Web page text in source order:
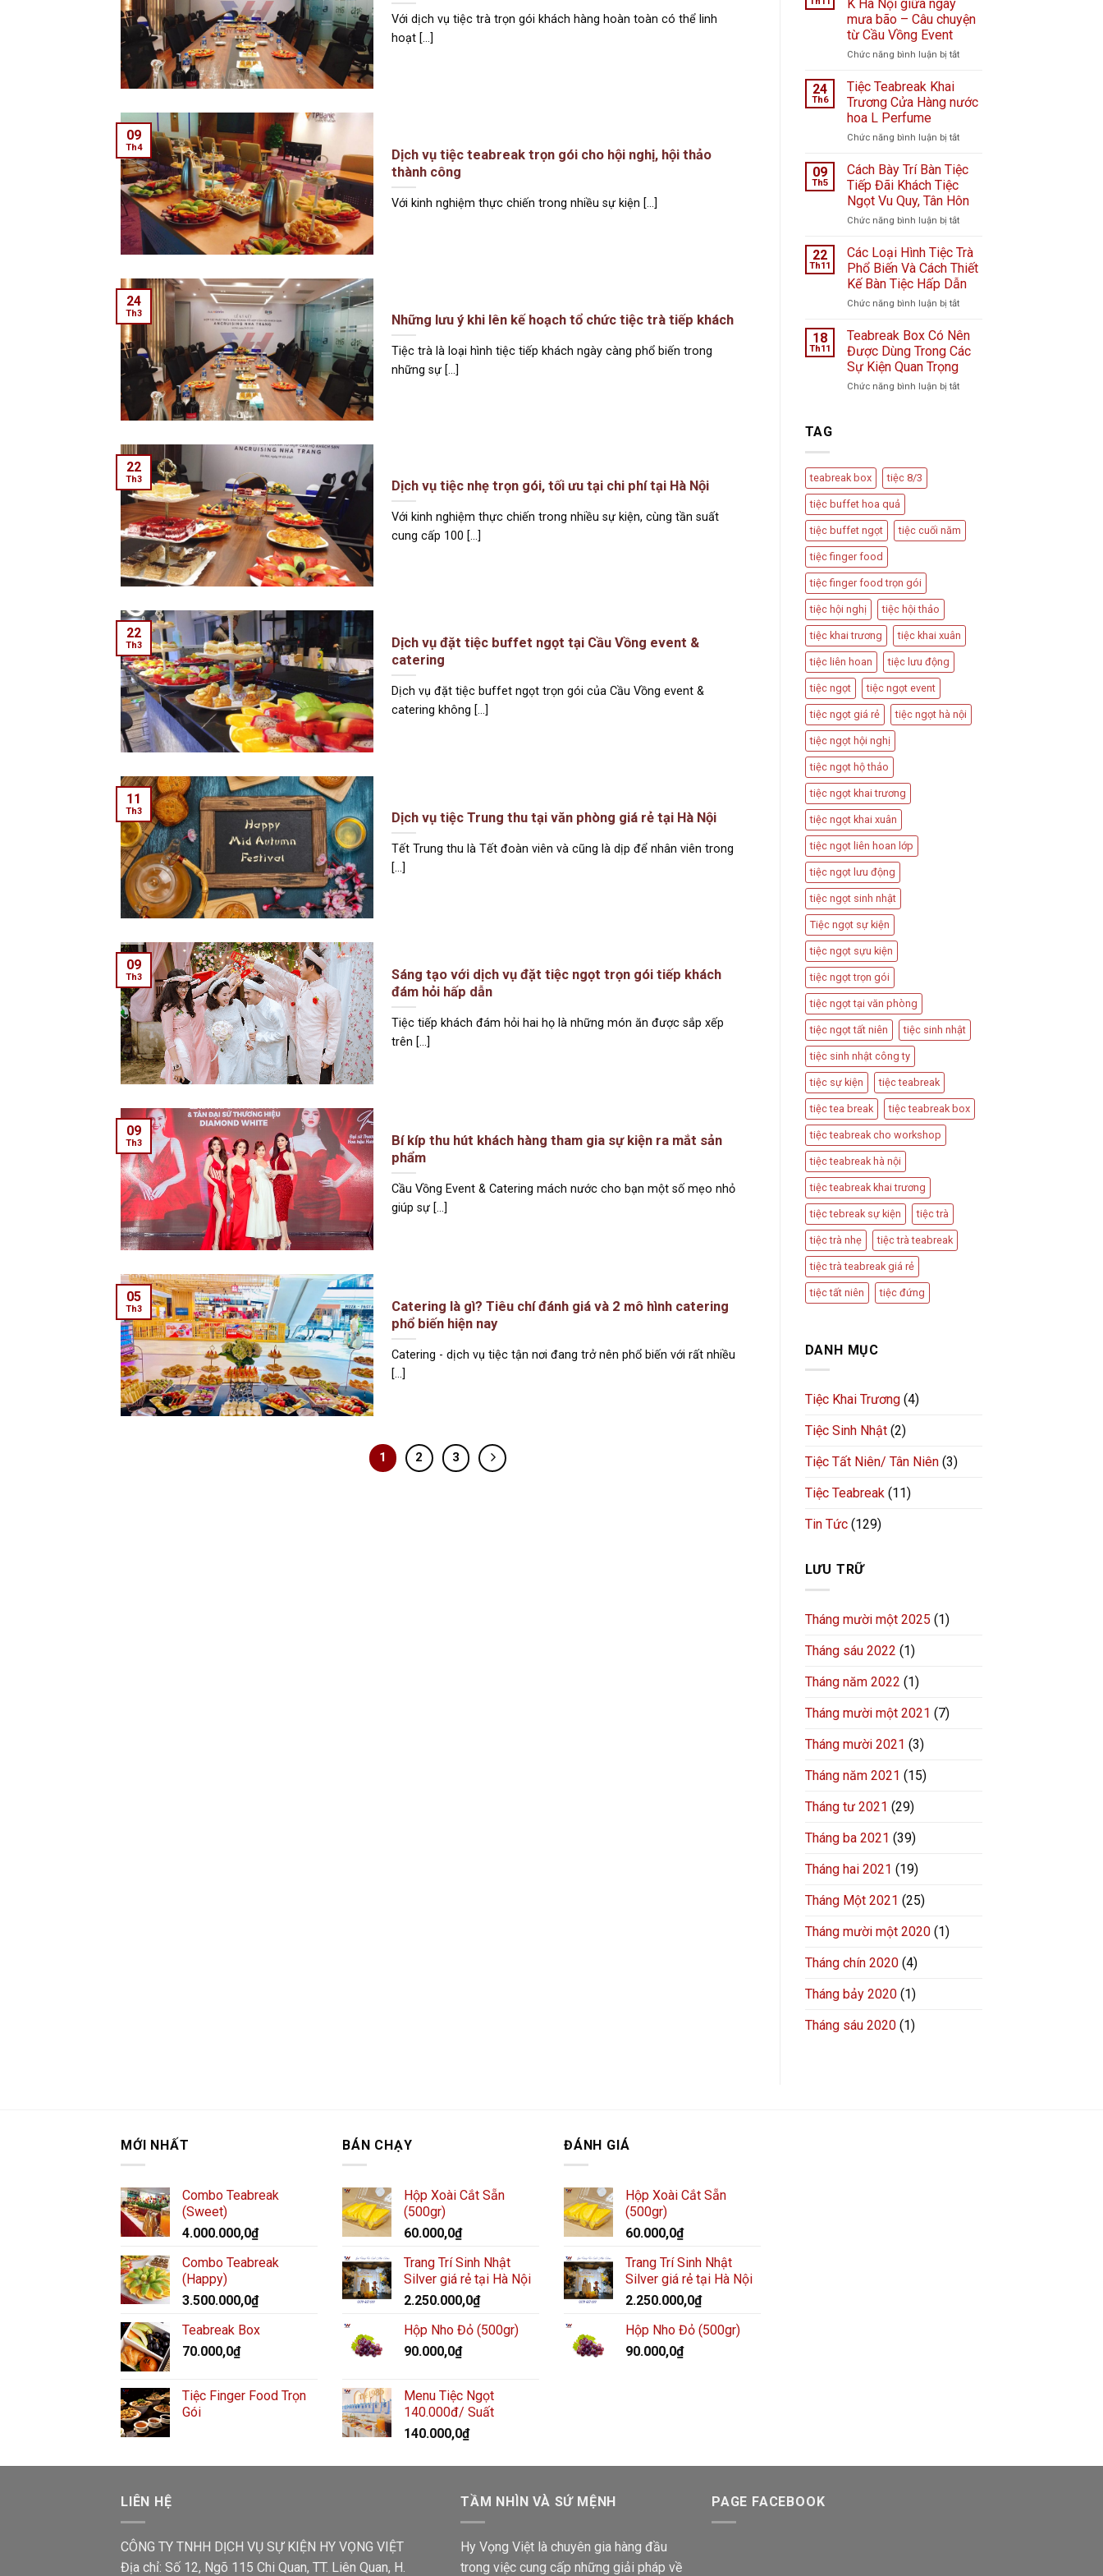
Với dịch vụ tiệc trà trọn gói khách hàng hoàn toàn có thể linh
hoạt [...]
Dịch vụ tiệc teabreak trọn gói cho hội nghị, hội thảo
thành công
Với kinh nghiệm thực chiến trong nhiều sự kiện [...]
09
Th4
Những lưu ý khi lên kế hoạch tổ chức tiệc trà tiếp khách
Tiệc trà là loại hình tiệc tiếp khách ngày càng phổ biến trong
những sự [...]
24
Th3
Dịch vụ tiệc nhẹ trọn gói, tối ưu tại chi phí tại Hà Nội
Với kinh nghiệm thực chiến trong nhiều sự kiện, cùng tần suất
cung cấp 100 [...]
22
Th3
Dịch vụ đặt tiệc buffet ngọt tại Cầu Vồng event &
catering
Dịch vụ đặt tiệc buffet ngọt trọn gói của Cầu Vồng event &
catering không [...]
22
Th3
Dịch vụ tiệc Trung thu tại văn phòng giá rẻ tại Hà Nội
Tết Trung thu là Tết đoàn viên và cũng là dịp để nhân viên trong
[...]
11
Th3
Sáng tạo với dịch vụ đặt tiệc ngọt trọn gói tiếp khách
đám hỏi hấp dẫn
Tiệc tiếp khách đám hỏi hai họ là những món ăn được sắp xếp
trên [...]
09
Th3
Bí kíp thu hút khách hàng tham gia sự kiện ra mắt sản
phẩm
Cầu Vồng Event & Catering mách nước cho bạn một số mẹo nhỏ
giúp sự [...]
09
Th3
Catering là gì? Tiêu chí đánh giá và 2 mô hình catering
phổ biến hiện nay
Catering - dịch vụ tiệc tận nơi đang trở nên phổ biến với rất nhiều
[...]
05
Th3
1 2 3
K Hà Nội giữa ngày
mưa bão – Câu chuyện
từ Cầu Vồng Event
Chức năng bình luận bị tắtở
tại
Bệnh
K
Nội
giữa
ngày
mưa
bão
Câu
chuyện
từ
Cầu
Vồng
24
Th6
Tiệc Teabreak Khai
Trương Cửa Hàng nước
hoa L Perfume
Chức năng bình luận bị tắtở
Teabreak
Khai
Cửa
Hàng
hoa
L
Perfume
09
Th5
Cách Bày Trí Bàn Tiệc
Tiếp Đãi Khách Tiệc
Ngọt Vu Quy, Tân Hôn
Chức năng bình luận bị tắtở
Bày
Trí
Bàn
Tiệc
Tiếp
Khách
Tiệc
Vu
Quy,
22
Th11
Các Loại Hình Tiệc Trà
Phổ Biến Và Cách Thiết
Kế Bàn Tiệc Hấp Dẫn
Chức năng bình luận bị tắtở
Loại
Hình
Tiệc
Trà
Phổ
18
Th11
Teabreak Box Có Nên
Được Dùng Trong Các
Sự Kiện Quan Trọng
Chức năng bình luận bị tắtở
Kiện
Quan
TAG
teabreak box tiệc 8/3
tiệc buffet hoa quả
tiệc buffet ngọt tiệc cuối năm
tiệc finger food
tiệc finger food trọn gói
tiệc hội nghị tiệc hội thảo
tiệc khai trương tiệc khai xuân
tiệc liên hoan tiệc lưu động
tiệc ngọt tiệc ngọt event
tiệc ngọt giá rẻ tiệc ngọt hà nội
tiệc ngọt hội nghị
tiệc ngọt hộ thảo
tiệc ngọt khai trương
tiệc ngọt khai xuân
tiệc ngọt liên hoan lớp
tiệc ngọt lưu động
tiệc ngọt sinh nhật
Tiệc ngọt sự kiện
tiệc ngọt sựu kiện
tiệc ngọt trọn gói
tiệc ngọt tại văn phòng
tiệc ngọt tất niên tiệc sinh nhật
tiệc sinh nhật công ty
tiệc sự kiện tiệc teabreak
tiệc tea break tiệc teabreak box
tiệc teabreak cho workshop
tiệc teabreak hà nội
tiệc teabreak khai trương
tiệc tebreak sự kiện tiệc trà
tiệc trà nhẹ tiệc trà teabreak
tiệc trà teabreak giá rẻ
tiệc tất niên tiệc đứng
DANH MỤC
Tiệc Khai Trương(4)
Tiệc Sinh Nhật(2)
Tiệc Tất Niên/ Tân Niên(3)
Tiệc Teabreak(11)
Tin Tức(129)
LƯU TRỮ
Tháng mười một 2025 (1)
Tháng sáu 2022 (1)
Tháng năm 2022 (1)
Tháng mười một 2021 (7)
Tháng mười 2021 (3)
Tháng năm 2021 (15)
Tháng tư 2021 (29)
Tháng ba 2021 (39)
Tháng hai 2021 (19)
Tháng Một 2021 (25)
Tháng mười một 2020(1)
Tháng chín 2020(4)
Tháng bảy 2020(1)
Tháng sáu 2020(1)
MỚI NHẤT
Combo Teabreak
(Sweet)
4.000.000,0₫
Combo Teabreak
(Happy)
3.500.000,0₫
Teabreak Box
70.000,0₫
Tiệc Finger Food Trọn
Gói
BÁN CHẠY
Hộp Xoài Cắt Sẵn
(500gr)
60.000,0₫
Trang Trí Sinh Nhật
Silver giá rẻ tại Hà Nội
2.250.000,0₫
Hộp Nho Đỏ (500gr)
90.000,0₫
Menu Tiệc Ngọt
140.000đ/ Suất
140.000,0₫
ĐÁNH GIÁ
Hộp Xoài Cắt Sẵn
(500gr)
60.000,0₫
Trang Trí Sinh Nhật
Silver giá rẻ tại Hà Nội
2.250.000,0₫
Hộp Nho Đỏ (500gr)
90.000,0₫
LIÊN HỆ
CÔNG TY TNHH DỊCH VỤ SỰ KIỆN HY VỌNG VIỆT
Địa chỉ: Số 12, Ngõ 115 Chi Quan, TT. Liên Quan, H.
TẦM NHÌN VÀ SỨ MỆNH
Hy Vọng Việt là chuyên gia hàng đầu
trong việc cung cấp những giải pháp về
PAGE FACEBOOK